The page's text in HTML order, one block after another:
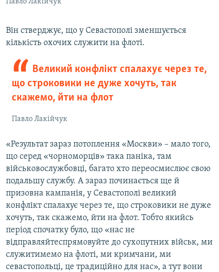
Він стверджує, що у Севастополі зменшується
кількість охочих служити на флоті.
Великий конфлікт спалахує через те,
що строковики не дуже хочуть, так
скажемо, йти на флот
Павло Лакійчук
«Результат зараз потоплення «Москви» – мало того,
що серед «чорноморців» така паніка, там
військовослужбовці, багато хто переосмислює свою
подальшу службу. А зараз починається ще й
призовна кампанія, у Севастополі великий
конфлікт спалахує через те, що строковики не дуже
хочуть, так скажемо, йти на флот. Тобто якийсь
період спочатку було, що «нас не
відправляйтеспрямовуйте до сухопутних військ, ми
служитимемо на флоті, ми кримчани, ми
севастопольці, це традиційно для нас», а тут вони